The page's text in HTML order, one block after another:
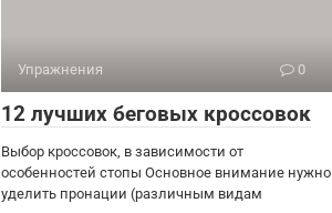
Упражнения 0
12 лучших беговых кроссовок
Выбор кроссовок, в зависимости от
особенностей стопы Основное внимание нужно
уделить пронации (различным видам